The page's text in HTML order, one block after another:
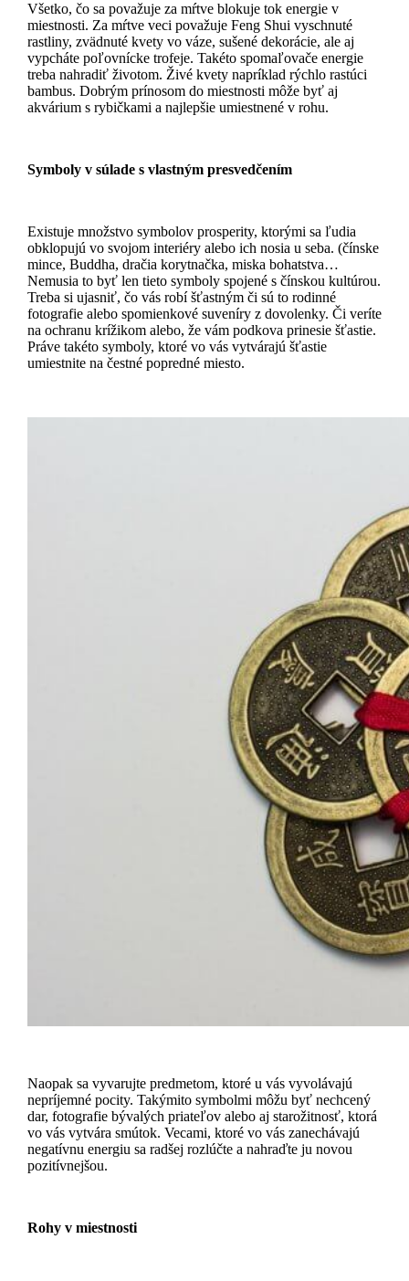
Všetko, čo sa považuje za mŕtve blokuje tok energie v
miestnosti. Za mŕtve veci považuje Feng Shui vyschnuté
rastliny, zvädnuté kvety vo váze, sušené dekorácie, ale aj
vypcháte poľovnícke trofeje. Takéto spomaľovače energie
treba nahradiť životom. Živé kvety napríklad rýchlo rastúci
bambus. Dobrým prínosom do miestnosti môže byť aj
akvárium s rybičkami a najlepšie umiestnené v rohu.
Symboly v súlade s vlastným presvedčením
Existuje množstvo symbolov prosperity, ktorými sa ľudia
obklopujú vo svojom interiéry alebo ich nosia u seba. (čínske
mince, Buddha, dračia korytnačka, miska bohatstva…
Nemusia to byť len tieto symboly spojené s čínskou kultúrou.
Treba si ujasniť, čo vás robí šťastným či sú to rodinné
fotografie alebo spomienkové suveníry z dovolenky. Či veríte
na ochranu krížikom alebo, že vám podkova prinesie šťastie.
Práve takéto symboly, ktoré vo vás vytvárajú šťastie
umiestnite na čestné popredné miesto.
Naopak sa vyvarujte predmetom, ktoré u vás vyvolávajú
nepríjemné pocity. Takýmito symbolmi môžu byť nechcený
dar, fotografie bývalých priateľov alebo aj starožitnosť, ktorá
vo vás vytvára smútok. Vecami, ktoré vo vás zanechávajú
negatívnu energiu sa radšej rozlúčte a nahraďte ju novou
pozitívnejšou.
Rohy v miestnosti